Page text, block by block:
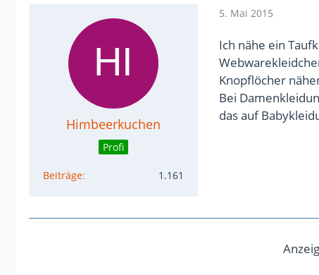
Himbeerkuchen
Profi
Beiträge 1.161
5. Mai 2015
Ich nähe ein
Knopflöcher
Bei
das auf